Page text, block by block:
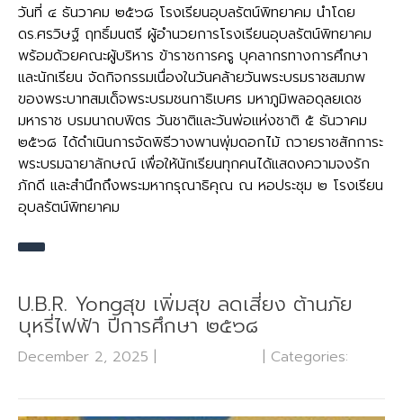
วันที่ ๔ ธันวาคม ๒๕๖๘ โรงเรียนอุบลรัตน์พิทยาคม นำโดย
ดร.ศรวิษฐ์ ฤทธิ์มนตรี ผู้อำนวยการโรงเรียนอุบลรัตน์พิทยาคม
พร้อมด้วยคณะผู้บริหาร ข้าราชการครู บุคลากรทางการศึกษา
และนักเรียน จัดกิจกรรมเนื่องในวันคล้ายวันพระบรมราชสมภพ
ของพระบาทสมเด็จพระบรมชนกาธิเบศร มหาภูมิพลอดุลยเดช
มหาราช บรมนาถบพิตร วันชาติและวันพ่อแห่งชาติ ๕ ธันวาคม
๒๕๖๘ ได้ดำเนินการจัดพิธีวางพานพุ่มดอกไม้ ถวายราชสักการะ
พระบรมฉายาลักษณ์ เพื่อให้นักเรียนทุกคนได้แสดงความจงรัก
ภักดี และสำนึกถึงพระมหากรุณาธิคุณ ณ หอประชุม ๒ โรงเรียน
อุบลรัตน์พิทยาคม
U.B.R. Yongสุข เพิ่มสุข ลดเสี่ยง ต้านภัย
บุหรี่ไฟฟ้า ปีการศึกษา ๒๕๖๘
December 2, 2025 | | Categories: